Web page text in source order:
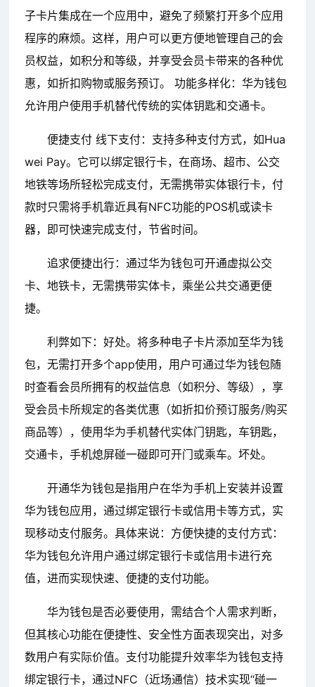
子卡片集成在一个应用中，避免了频繁打开多个应用
程序的麻烦。这样，用户可以更方便地管理自己的会
员权益，如积分和等级，并享受会员卡带来的各种优
惠，如折扣购物或服务预订。 功能多样化：华为钱包
允许用户使用手机替代传统的实体钥匙和交通卡。
便捷支付 线下支付：支持多种支付方式，如Hua
wei Pay。它可以绑定银行卡，在商场、超市、公交
地铁等场所轻松完成支付，无需携带实体银行卡，付
款时只需将手机靠近具有NFC功能的POS机或读卡
器，即可快速完成支付，节省时间。
追求便捷出行：通过华为钱包可开通虚拟公交
卡、地铁卡，无需携带实体卡，乘坐公共交通更便
捷。
利弊如下：好处。将多种电子卡片添加至华为钱
包，无需打开多个app使用，用户可通过华为钱包随
时查看会员所拥有的权益信息（如积分、等级），享
受会员卡所规定的各类优惠（如折扣价预订服务/购买
商品等），使用华为手机替代实体门钥匙，车钥匙，
交通卡，手机熄屏碰一碰即可开门或乘车。坏处。
开通华为钱包是指用户在华为手机上安装并设置
华为钱包应用，通过绑定银行卡或信用卡等方式，实
现移动支付服务。具体来说：方便快捷的支付方式：
华为钱包允许用户通过绑定银行卡或信用卡进行充
值，进而实现快速、便捷的支付功能。
华为钱包是否必要使用，需结合个人需求判断，
但其核心功能在便捷性、安全性方面表现突出，对多
数用户有实际价值。支付功能提升效率华为钱包支持
绑定银行卡，通过NFC（近场通信）技术实现“碰一